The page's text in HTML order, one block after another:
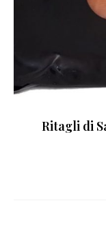
Ritagli di